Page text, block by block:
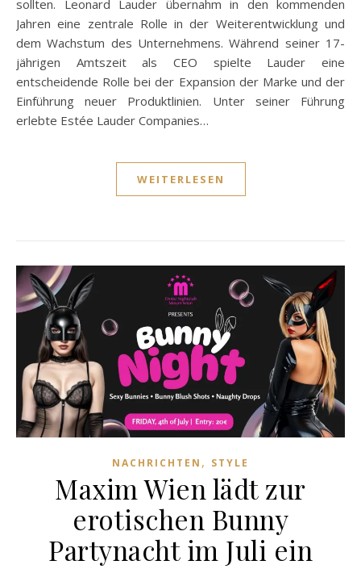
sollten. Leonard Lauder übernahm in den kommenden
Jahren eine zentrale Rolle in der Weiterentwicklung und
dem Wachstum des Unternehmens. Während seiner 17-
jährigen Amtszeit als CEO spielte Lauder eine
entscheidende Rolle bei der Expansion der Marke und der
Einführung neuer Produktlinien. Unter seiner Führung
erlebte Estée Lauder Companies…
WEITERLESEN
NACHRICHTEN , STYLE
Maxim Wien lädt zur
erotischen Bunny
Partynacht im Juli ein